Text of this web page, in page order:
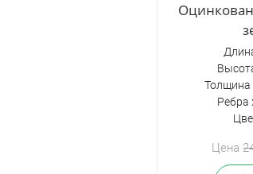
Толщина
Ребра
Цена